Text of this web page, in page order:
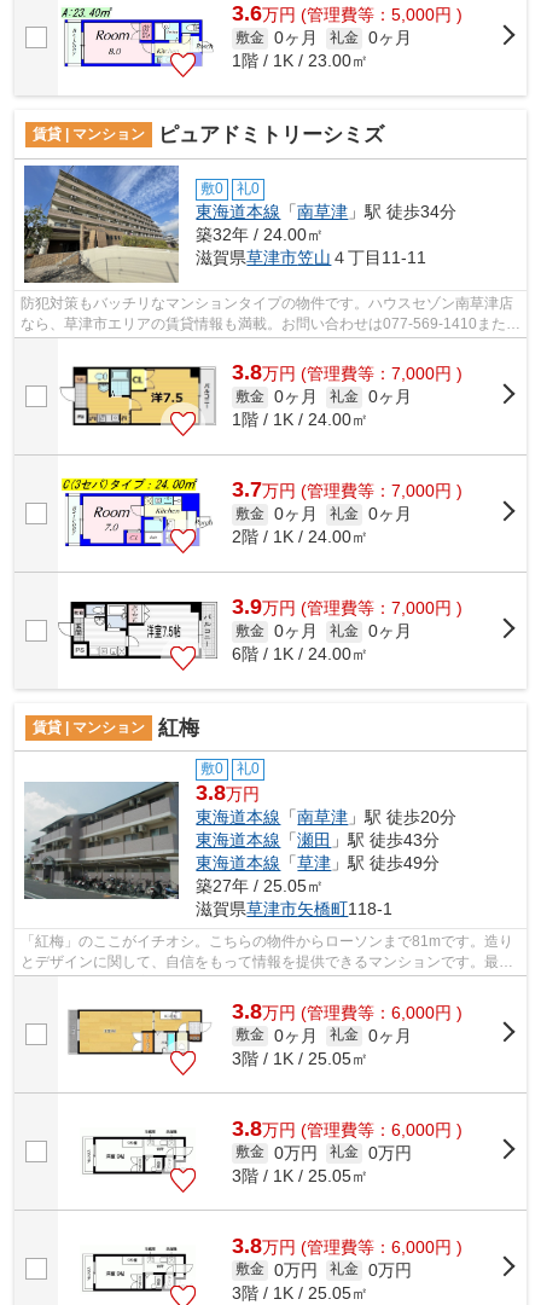
3.6万円 (管理費等：5,000円 )
敷金 0ヶ月 礼金 0ヶ月
1階 / 1K / 23.00㎡
賃貸 | マンション ピュアドミトリーシミズ
敷0 礼0
東海道本線 「南草津 」駅 徒歩34分
築32年 / 24.00㎡
滋賀県草津市笠山 ４丁目11-11
防犯対策もバッチリなマンションタイプの物件です。ハウスセゾン南草津店
なら、草津市エリアの賃貸情報も満載。お問い合わせは077-569-1410または
fd@sigasaison.comまでお気軽にご連絡...
3.8万円 (管理費等：7,000円 )
敷金 0ヶ月 礼金 0ヶ月
1階 / 1K / 24.00㎡
3.7万円 (管理費等：7,000円 )
敷金 0ヶ月 礼金 0ヶ月
2階 / 1K / 24.00㎡
3.9万円 (管理費等：7,000円 )
敷金 0ヶ月 礼金 0ヶ月
6階 / 1K / 24.00㎡
賃貸 | マンション 紅梅
敷0 礼0
3.8万円
東海道本線 「南草津 」駅 徒歩20分
東海道本線 「瀬田 」駅 徒歩43分
東海道本線 「草津 」駅 徒歩49分
築27年 / 25.05㎡
滋賀県草津市矢橋町118-1
「紅梅」のここがイチオシ。こちらの物件からローソンまで81mです。造り
とデザインに関して、自信をもって情報を提供できるマンションです。最上
3.8万円 (管理費等：6,000円 )
敷金 0ヶ月 礼金 0ヶ月
3階 / 1K / 25.05㎡
3.8万円 (管理費等：6,000円 )
敷金 0万円 礼金 0万円
3階 / 1K / 25.05㎡
3.8万円 (管理費等：6,000円 )
敷金 0万円 礼金 0万円
3階 / 1K / 25.05㎡